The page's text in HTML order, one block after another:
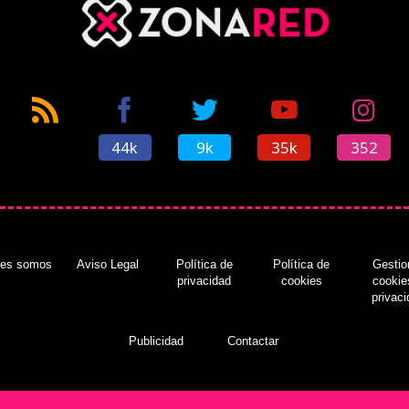
44k 9k 35k 352
somos Aviso Legal
Política de
privacidad
Política de
cookies
Publicidad Contactar